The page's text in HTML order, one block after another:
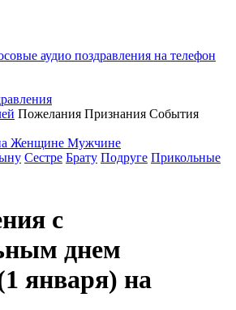
Пожелания Признания События
Женщине Мужчине
Сестре Брату Подруге Прикольные
с
днем
января) на